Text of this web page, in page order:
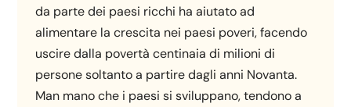
da parte dei paesi ricchi ha aiutato ad
alimentare la crescita nei paesi poveri, facendo
uscire dalla povertà centinaia di milioni di
persone soltanto a partire dagli anni Novanta.
Man mano che i paesi si sviluppano, tendono a